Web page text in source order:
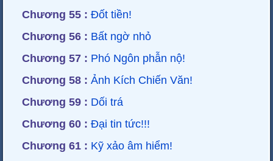
Chương 55 : Đốt tiền!
Chương 56 : Bất ngờ nhỏ
Chương 57 : Phó Ngôn phẫn nộ!
Chương 58 : Ảnh Kích Chiến Văn!
Chương 59 : Dối trá
Chương 60 : Đại tin tức!!!
Chương 61 : Kỹ xảo âm hiểm!